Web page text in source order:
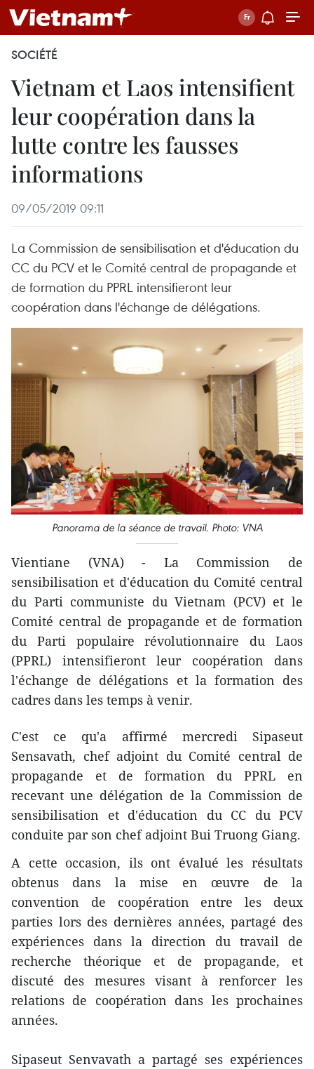
SOCIÉTÉ
Vietnam et Laos intensifient
leur coopération dans la
lutte contre les fausses
informations
09/05/2019 09:11
La Commission de sensibilisation et d'éducation du
CC du PCV et le Comité central de propagande et
de formation du PPRL intensifieront leur
coopération dans l'échange de délégations.
Panorama de la séance de travail. Photo: VNA
Vientiane (VNA) - La Commission de
sensibilisation et d'éducation du Comité central
du Parti communiste du Vietnam (PCV) et le
Comité central de propagande et de formation
du Parti populaire révolutionnaire du Laos
(PPRL) intensifieront leur coopération dans
l'échange de délégations et la formation des
cadres dans les temps à venir.
C'est ce qu'a affirmé mercredi Sipaseut
Sensavath, chef adjoint du Comité central de
propagande et de formation du PPRL en
recevant une délégation de la Commission de
sensibilisation et d'éducation du CC du PCV
conduite par son chef adjoint Bui Truong Giang.
A cette occasion, ils ont évalué les résultats
obtenus dans la mise en œuvre de la
convention de coopération entre les deux
parties lors des dernières années, partagé des
expériences dans la direction du travail de
recherche théorique et de propagande, et
discuté des mesures visant à renforcer les
relations de coopération dans les prochaines
années.
Sipaseut Senvavath a partagé ses expériences